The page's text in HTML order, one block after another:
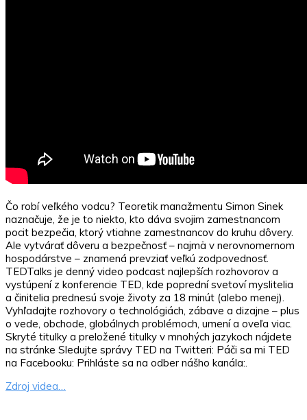
Čo robí veľkého vodcu? Teoretik manažmentu Simon Sinek
naznačuje, že je to niekto, kto dáva svojim zamestnancom
pocit bezpečia, ktorý vtiahne zamestnancov do kruhu dôvery.
Ale vytvárať dôveru a bezpečnosť – najmä v nerovnomernom
hospodárstve – znamená prevziať veľkú zodpovednosť.
TEDTalks je denný video podcast najlepších rozhovorov a
vystúpení z konferencie TED, kde poprední svetoví myslitelia
a činitelia prednesú svoje životy za 18 minút (alebo menej).
Vyhľadajte rozhovory o technológiách, zábave a dizajne – plus
o vede, obchode, globálnych problémoch, umení a oveľa viac.
Skryté titulky a preložené titulky v mnohých jazykoch nájdete
na stránke Sledujte správy TED na Twitteri: Páči sa mi TED
na Facebooku: Prihláste sa na odber nášho kanála:.
Zdroj videa…